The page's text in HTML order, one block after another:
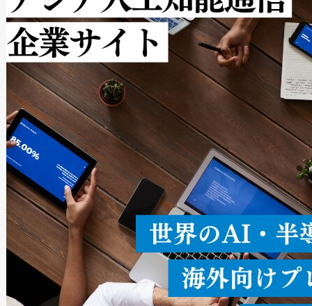
ルの変電所周囲を監視でき、
作業と点群処理を簡素化でき
Avia 2は、2種類のFOVオプシ
× 80°のノーマルモード、長
ードを切り替えて使用するこ
ることなく、単一のデバイス
うにします。遠距離まで届く
密度なスキャ […]